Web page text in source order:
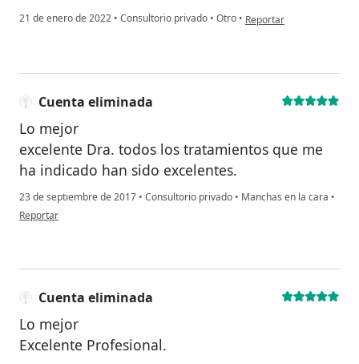
21 de enero de 2022 • Consultorio privado • Otro • en opinión del usuario
Reportar
Cuenta eliminada
Lo mejor
excelente Dra. todos los tratamientos que me
ha indicado han sido excelentes.
23 de septiembre de 2017 • Consultorio privado • Manchas en la cara •
en opinión del usuario Cuenta eliminada
Reportar
Cuenta eliminada
Lo mejor
Excelente Profesional.